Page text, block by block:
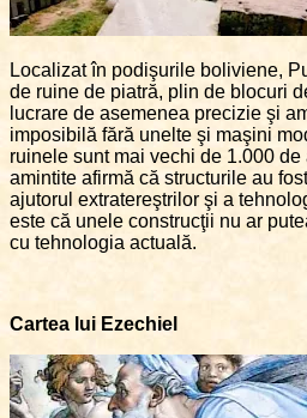
Localizat în podişurile boliviene,
de ruine de piatră, plin de blocuri
lucrare de asemenea precizie şi
imposibilă fără unelte şi maşini
ruinele sunt mai vechi de 1.000
amintite afirmă că structurile au
ajutorul extratereştrilor şi a
este că unele construcţii nu ar
cu tehnologia actuală.
Cartea lui Ezechiel